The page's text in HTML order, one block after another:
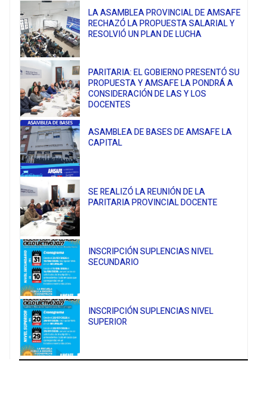
LA ASAMBLEA PROVINCIAL DE AMSAFE
RECHAZÓ LA PROPUESTA SALARIAL Y
RESOLVIÓ UN PLAN DE LUCHA
PARITARIA: EL GOBIERNO PRESENTÓ SU
PROPUESTA Y AMSAFE LA PONDRÁ A
CONSIDERACIÓN DE LAS Y LOS
DOCENTES
ASAMBLEA DE BASES DE AMSAFE LA
CAPITAL
SE REALIZÓ LA REUNIÓN DE LA
PARITARIA PROVINCIAL DOCENTE
INSCRIPCIÓN SUPLENCIAS NIVEL
SECUNDARIO
INSCRIPCIÓN SUPLENCIAS NIVEL
SUPERIOR